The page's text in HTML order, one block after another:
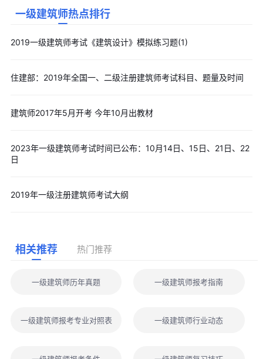
一级建筑师热点排行
2019一级建筑师考试《建筑设计》模拟练习题(1)
住建部：2019年全国一、二级注册建筑师考试科目、题量及时间
建筑师2017年5月开考 今年10月出教材
2023年一级建筑师考试时间已公布：10月14日、15日、21日、22
日
2019年一级注册建筑师考试大纲
相关推荐 热门推荐
一级建筑师历年真题 一级建筑师报考指南
一级建筑师报考专业对照表 一级建筑师行业动态